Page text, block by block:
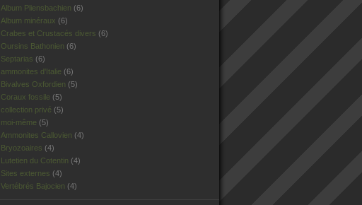
Album Pliensbachien (6)
Album minéraux (6)
Crabes et Crustacés divers (6)
Oursins Bathonien (6)
Septarias (6)
ammonites d'Italie (6)
Bivalves Oxfordien (5)
Coraux fossile (5)
collection privé (5)
moi-même (5)
Ammonites Callovien (4)
Bryozoaires (4)
Lutetien du Cotentin (4)
Sites externes (4)
Vertébrés Bajocien (4)